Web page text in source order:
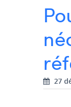
27